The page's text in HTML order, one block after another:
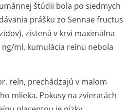
štúdii bola po siedmych
prášku zo Sennae fructus
zistená v krvi maximálna
ml, kumulácia reínu nebola
reín, prechádzajú v malom
mlieka. Pokusy na zvieratách